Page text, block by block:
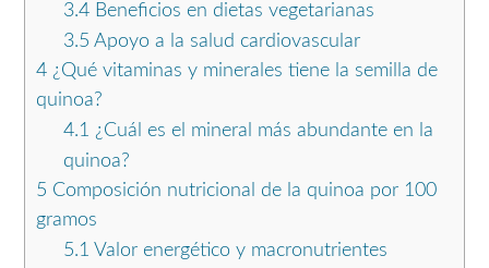
3.4Beneficios en dietas vegetarianas
3.5 Apoyo a la salud cardiovascular
4 ¿Qué vitaminas y minerales tiene la semilla de
quinoa?
4.1 ¿Cuál es el mineral más abundante en la
quinoa?
5 Composición nutricional de la quinoa por 100
gramos
5.1 Valor energético y macronutrientes